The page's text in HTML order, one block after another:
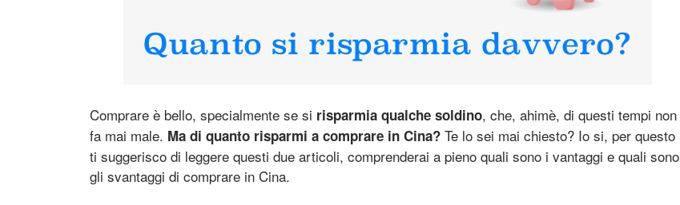
Comprare è bello, specialmente se si risparmia qualche soldino, che, ahimè, di questi tempi non
fa mai male. Ma di quanto risparmi a comprare in Cina? Te lo sei mai chiesto? Io si, per questo
ti suggerisco di leggere questi due articoli, comprenderai a pieno quali sono i vantaggi e quali sono
gli svantaggi di comprare in Cina.